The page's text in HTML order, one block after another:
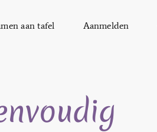
aan tafel Aanmelden